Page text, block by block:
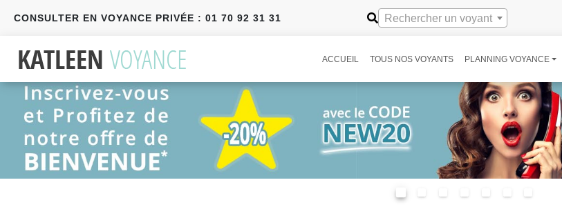
CONSULTER EN VOYANCE PRIVÉE : 01 70 92 31 31 Rechercher un voyant
ACCUEIL TOUS NOS VOYANTS PLANNING VOYANCE